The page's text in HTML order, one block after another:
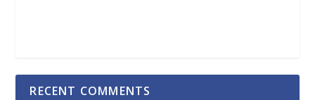
RECENT COMMENTS